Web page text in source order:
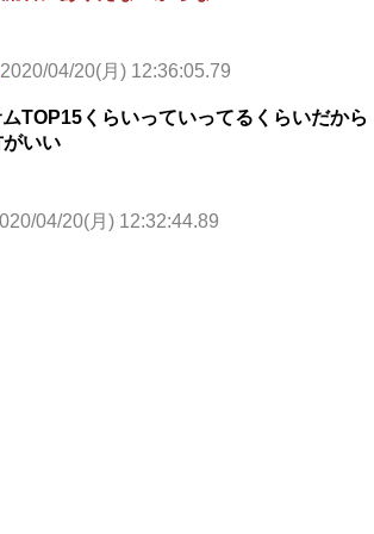
2020/04/20(月) 12:36:05.79
TOP15くらいっていってるくらいだから
いい
04/20(月) 12:32:44.89